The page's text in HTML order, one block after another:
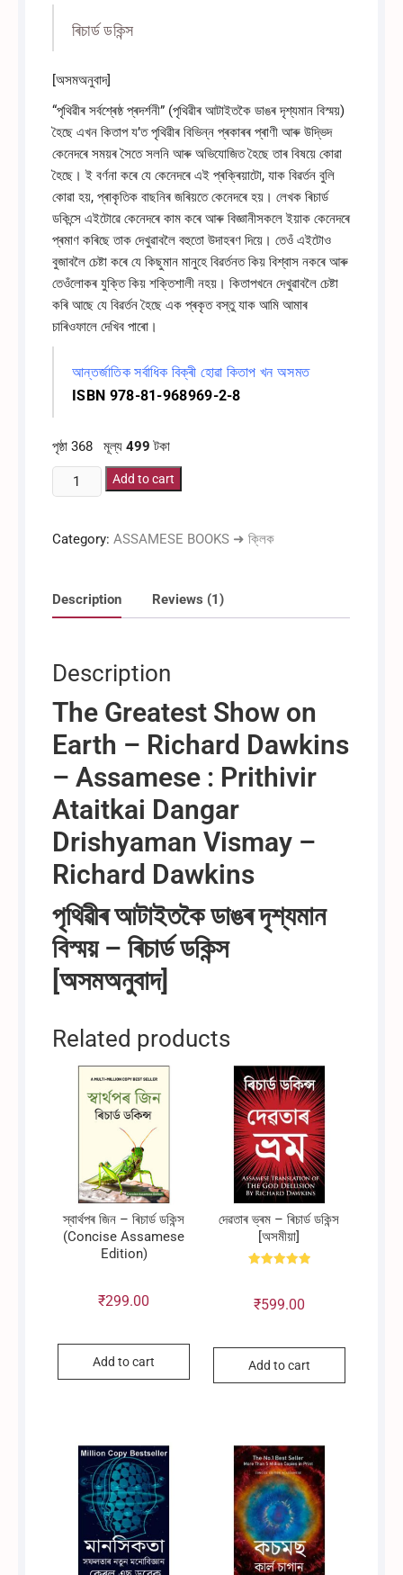
ৰিচাৰ্ড ডকিন্স
[অসমঅনুবাদ]
“পৃথিৱীৰ সৰ্বশ্ৰেষ্ঠ প্ৰদৰ্শনী” (পৃথিৱীৰ আটাইতকৈ ডাঙৰ দৃশ্যমান বিস্ময়)
হৈছে এখন কিতাপ য’ত পৃথিৱীৰ বিভিন্ন প্ৰকাৰৰ প্ৰাণী আৰু উদ্ভিদ
কেনেদৰে সময়ৰ সৈতে সলনি আৰু অভিযোজিত হৈছে তাৰ বিষয়ে কোৱা
হৈছে। ই বৰ্ণনা কৰে যে কেনেদৰে এই প্ৰক্ৰিয়াটো, যাক বিৱৰ্তন বুলি
কোৱা হয়, প্ৰাকৃতিক বাছনিৰ জৰিয়তে কেনেদৰে হয়। লেখক ৰিচাৰ্ড
ডকিন্সে এইটোৱে কেনেদৰে কাম কৰে আৰু বিজ্ঞানীসকলে ইয়াক কেনেদৰে
প্ৰমাণ কৰিছে তাক দেখুৱাবলৈ বহুতো উদাহৰণ দিয়ে। তেওঁ এইটোও
বুজাবলৈ চেষ্টা কৰে যে কিছুমান মানুহে বিৱৰ্তনত কিয় বিশ্বাস নকৰে আৰু
তেওঁলোকৰ যুক্তি কিয় শক্তিশালী নহয়। কিতাপখনে দেখুৱাবলৈ চেষ্টা
কৰি আছে যে বিৱৰ্তন হৈছে এক প্ৰকৃত বস্তু যাক আমি আমাৰ
চাৰিওফালে দেখিব পাৰো।
আন্তৰ্জাতিক সৰ্বাধিক বিক্ৰী হোৱা কিতাপ খন অসমত
ISBN 978-81-968969-2-8
পৃষ্ঠা 368 মূল্য499 টকা
পৃথিৱীৰ
আটাইতকৈ
দৃশ্যমান
ৰিচাৰ্ড
Add to cart
Category:ASSAMESE BOOKS ➜ ক্লিক
Description Reviews (1)
Description
The Greatest Show on
Earth – Richard Dawkins
– Assamese : Prithivir
Ataitkai Dangar
Drishyaman Vismay –
Richard Dawkins
পৃথিৱীৰ আটাইতকৈ ডাঙৰ দৃশ্যমান
বিস্ময় – ৰিচাৰ্ড ডকিন্স
[অসমঅনুবাদ]
Related products
স্বাৰ্থপৰ জিন – ৰিচাৰ্ড ডকিন্স
(Concise Assamese
Edition)
₹299.00
Add to cart
দেৱতাৰ ভ্ৰম – ৰিচাৰ্ড ডকিন্স
[অসমীয়া]
out of 5
₹599.00
Add to cart